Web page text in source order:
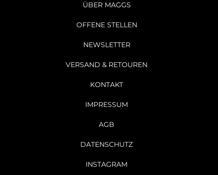
ÜBER MAGGS
OFFENE STELLEN
NEWSLETTER
VERSAND & RETOUREN
KONTAKT
IMPRESSUM
AGB
DATENSCHUTZ
INSTAGRAM